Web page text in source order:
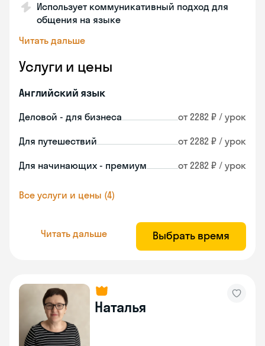
Использует коммуникативный подход для
общения на языке
Читать дальше
Услуги и цены
Английский язык
Деловой - для бизнеса от 2282 ₽ / урок
Для путешествий от 2282 ₽ / урок
Для начинающих - премиум от 2282 ₽ / урок
Все услуги и цены (4)
Читать дальше Выбрать время
Наталья